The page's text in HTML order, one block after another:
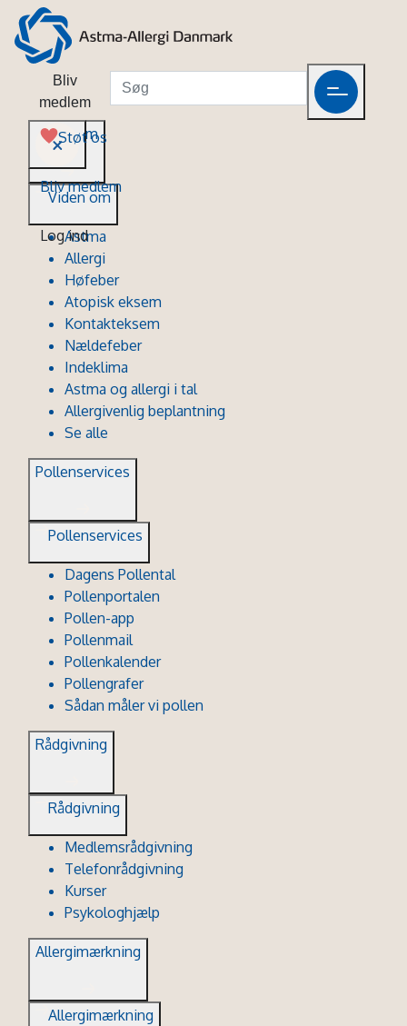
Bliv
medlem
Støt os
Bliv medlem
Log ind
Viden om
Viden om
Astma
Allergi
Høfeber
Atopisk eksem
Kontakteksem
Nældefeber
Indeklima
Astma og allergi i tal
Allergivenlig beplantning
Se alle
Pollenservices
Pollenservices
Dagens Pollental
Pollenportalen
Pollen-app
Pollenmail
Pollenkalender
Pollengrafer
Sådan måler vi pollen
Rådgivning
Rådgivning
Medlemsrådgivning
Telefonrådgivning
Kurser
Psykologhjælp
Allergimærkning
Allergimærkning